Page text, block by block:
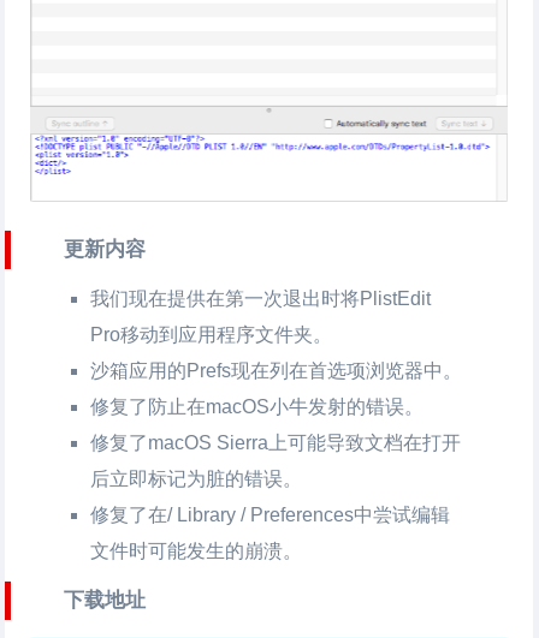
更新内容
我们现在提供在第一次退出时将PlistEdit
Pro移动到应用程序文件夹。
沙箱应用的Prefs现在列在首选项浏览器中。
修复了防止在macOS小牛发射的错误。
修复了macOS Sierra上可能导致文档在打开
后立即标记为脏的错误。
修复了在/ Library / Preferences中尝试编辑
文件时可能发生的崩溃。
下载地址